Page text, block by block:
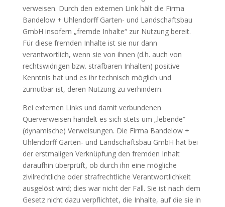
verweisen. Durch den externen Link hält die Firma
Bandelow + Uhlendorff Garten- und Landschaftsbau
GmbH insofern „fremde Inhalte“ zur Nutzung bereit.
Für diese fremden Inhalte ist sie nur dann
verantwortlich, wenn sie von ihnen (d.h. auch von
rechtswidrigen bzw. strafbaren Inhalten) positive
Kenntnis hat und es ihr technisch möglich und
zumutbar ist, deren Nutzung zu verhindern.
Bei externen Links und damit verbundenen
Querverweisen handelt es sich stets um „lebende“
(dynamische) Verweisungen. Die Firma Bandelow +
Uhlendorff Garten- und Landschaftsbau GmbH hat bei
der erstmaligen Verknüpfung den fremden Inhalt
daraufhin überprüft, ob durch ihn eine mögliche
zivilrechtliche oder strafrechtliche Verantwortlichkeit
ausgelöst wird; dies war nicht der Fall. Sie ist nach dem
Gesetz nicht dazu verpflichtet, die Inhalte, auf die sie in